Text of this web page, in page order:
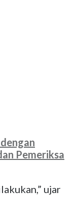
Pemeriksa
ujar